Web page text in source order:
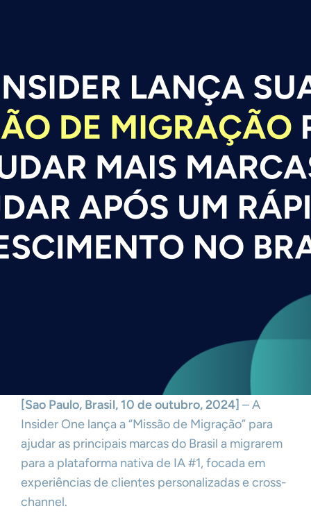
[Sao Paulo, Brasil, 10 de outubro, 2024] – A
Insider One lança a “Missão de Migração” para
ajudar as principais marcas do Brasil a migrarem
para a plataforma nativa de IA #1, focada em
experiências de clientes personalizadas e cross-
channel.